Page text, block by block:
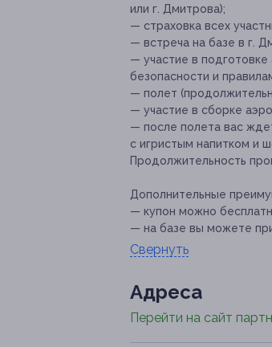
или г. Дмитрова);
— страховка всех
— встреча на базе в г.
— участие в подготовке
безопасности и
— полет
— участие в сборке
— после полета вас
с игристым напитком и
Продолжительность
Дополнительные
— купон можно
— на базе вы можете
Свернуть
Адресa
Перейти на сайт